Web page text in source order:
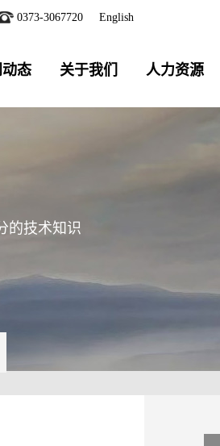
0373-3067720 English
态 关于我们 人力资源
的技术知识